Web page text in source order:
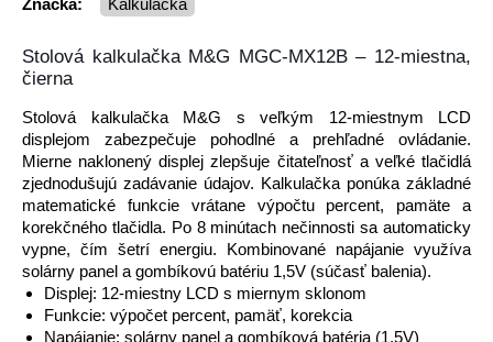
Značka:
kalkulačka
Stolová kalkulačka M&G MGC-MX12B – 12-miestna,
čierna
Stolová kalkulačka M&G s veľkým 12-miestnym LCD
displejom zabezpečuje pohodlné a prehľadné ovládanie.
Mierne naklonený displej zlepšuje čitateľnosť a veľké tlačidlá
zjednodušujú zadávanie údajov. Kalkulačka ponúka základné
matematické funkcie vrátane výpočtu percent, pamäte a
korekčného tlačidla. Po 8 minútach nečinnosti sa automaticky
vypne, čím šetrí energiu. Kombinované napájanie využíva
solárny panel a gombíkovú batériu 1,5V (súčasť balenia).
Displej: 12-miestny LCD s miernym sklonom
Funkcie: výpočet percent, pamäť, korekcia
Napájanie: solárny panel a gombíková batéria (1,5V)